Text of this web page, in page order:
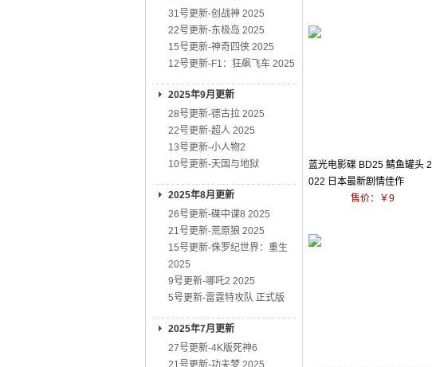
31号更新-创战神 2025
22号更新-东极岛 2025
15号更新-神奇四侠 2025
12号更新-F1：狂飙飞车 2025
2025年9月更新
28号更新-德古拉 2025
22号更新-超人 2025
13号更新-小人物2
10号更新-天国与地狱
2025年8月更新
26号更新-碟中谍8 2025
21号更新-荒原狼 2025
15号更新-侏罗纪世界：重生
2025
9号更新-哪吒2 2025
5号更新-雷霆特攻队 正式版
2025年7月更新
27号更新-4K版死神6
21号更新-功夫梦 2025
蓝光电影碟 BD25 鲭鱼罐头 2
022 日本最新剧情佳作
售价：￥9